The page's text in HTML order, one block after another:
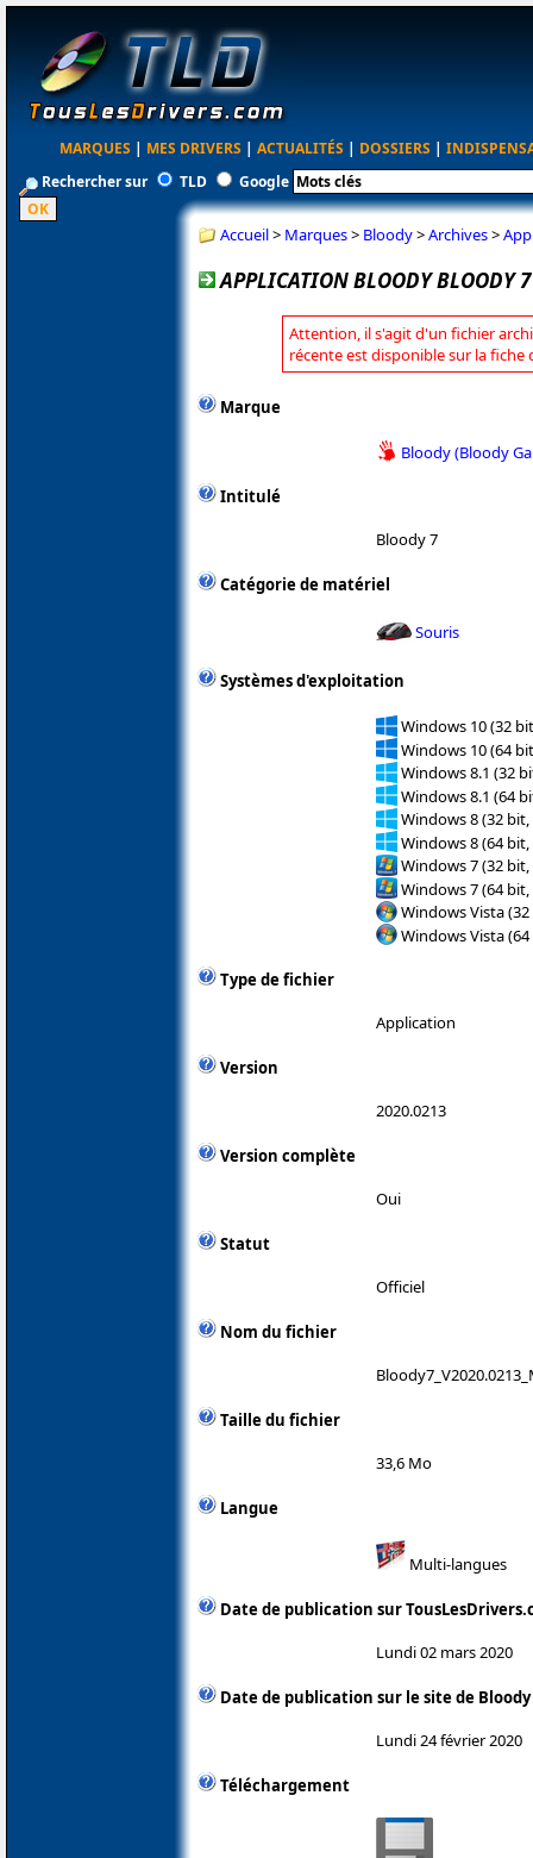
MARQUES | MES DRIVERS | ACTUALITÉS | DOSSIERS |
Rechercher sur
TLD Google
Accueil> Marques> Bloody>Archives>
APPLICATION BLOODY BLOODY
Attention, il s'agit d'un fichier
récente est disponible sur la fiche
Marque
Bloody (Bloody
Intitulé
Bloody 7
Catégorie de matériel
Souris
Systèmes d'exploitation
Windows 10 (32
Windows 10 (64
Windows 8.1 (32
Windows 8.1 (64
Windows 8 (32 bit,
Windows 8 (64 bit,
Windows 7 (32 bit,
Windows 7 (64 bit,
Windows Vista
Windows Vista
Type de fichier
Application
Version
2020.0213
Version complète
Oui
Statut
Officiel
Nom du fichier
Taille du fichier
33,6 Mo
Langue
Multi-langues
Date de publication sur
Lundi 02 mars 2020
Date de publication sur le site de Bloody
Lundi 24 février 2020
Téléchargement